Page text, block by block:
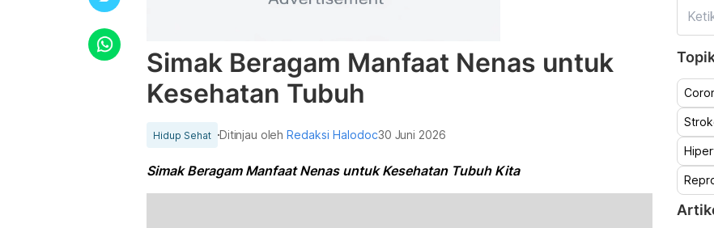
Simak Beragam Manfaat Nenas untuk
Kesehatan Tubuh
Hidup Sehat Ditinjau olehRedaksi Halodoc30 Juni 2026
Simak Beragam Manfaat Nenas untuk Kesehatan Tubuh Kita